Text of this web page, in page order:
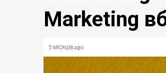
Marketing
5 місяців ago